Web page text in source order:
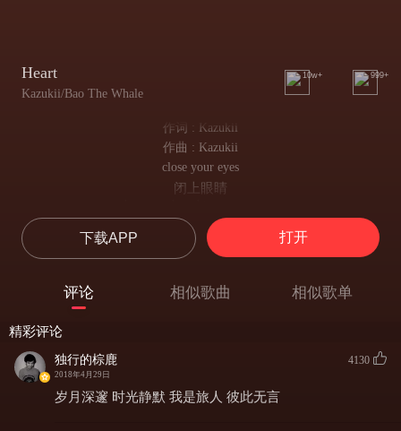
Heart
Kazukii/Bao The Whale
10w+ 999+
作词 : Kazukii
作曲 : Kazukii
close your eyes
闭上眼睛
让我听着你的呼吸声
shut them tight
不要睁开
让你可以做一个美梦
you're alright
下载APP 打开
评论 相似歌曲 相似歌单
精彩评论
独行的棕鹿
2018年4月29日
4130
岁月深邃 时光静默 我是旅人 彼此无言